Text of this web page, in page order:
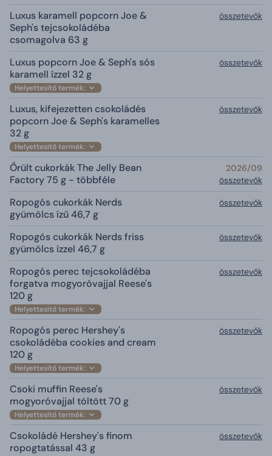
Luxus karamell popcorn Joe &
Seph's tejcsokoládéba
csomagolva 63 g
összetevők
Luxus popcorn Joe & Seph's sós
karamell ízzel 32 g
Helyettesítő termék:
összetevők
Luxus, kifejezetten csokoládés
popcorn Joe & Seph's karamelles
32 g
Helyettesítő termék:
összetevők
Őrült cukorkák The Jelly Bean
Factory 75 g - többféle
2026/09
összetevők
Ropogós cukorkák Nerds
gyümölcs ízű 46,7 g
összetevők
Ropogós cukorkák Nerds friss
gyümölcs ízzel 46,7 g
összetevők
Ropogós perec tejcsokoládéba
forgatva mogyoróvajjal Reese's
120 g
Helyettesítő termék:
összetevők
Ropogós perec Hershey's
csokoládéba cookies and cream
120 g
Helyettesítő termék:
összetevők
Csoki muffin Reese's
mogyoróvajjal töltött 70 g
Helyettesítő termék:
összetevők
Csokoládé Hershey's finom
ropogtatással 43 g
összetevők